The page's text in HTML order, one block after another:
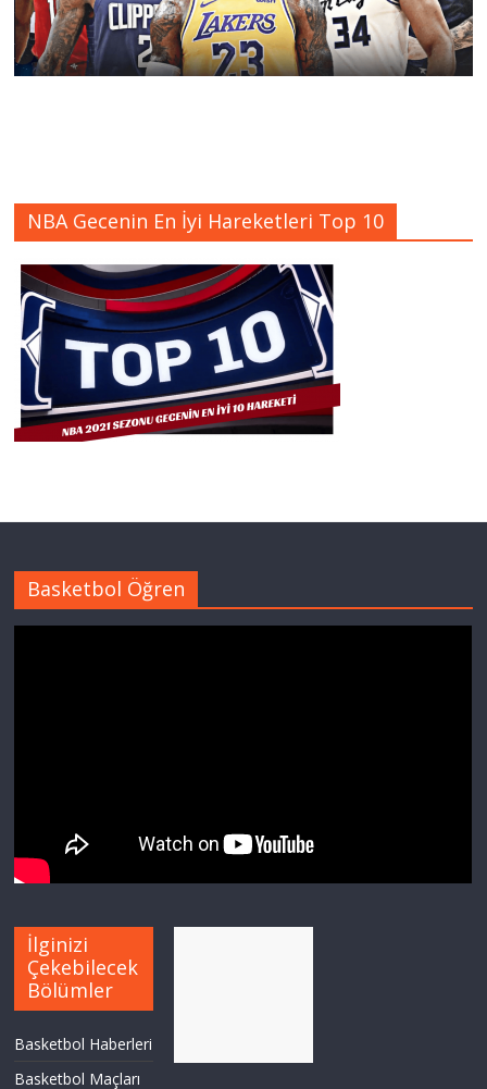
NBA Gecenin En İyi Hareketleri Top 10
Basketbol Öğren
İlginizi
Çekebilecek
Bölümler
Basketbol Haberleri
Basketbol Maçları